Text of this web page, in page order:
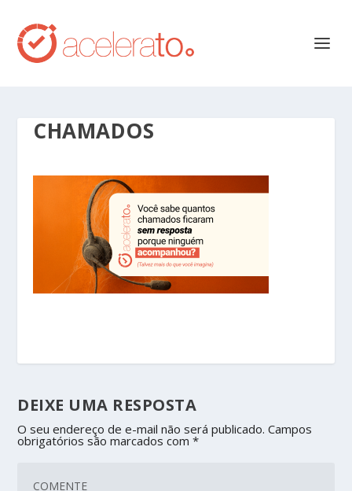
CHAMADOS
DEIXE UMA RESPOSTA
O seu endereço de e-mail não será publicado. Campos
obrigatórios são marcados com*